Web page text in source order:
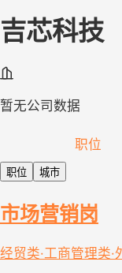
吉芯科技
暂无公司数据
职位
职位 城市
市场营销岗
经贸类·工商管理类·